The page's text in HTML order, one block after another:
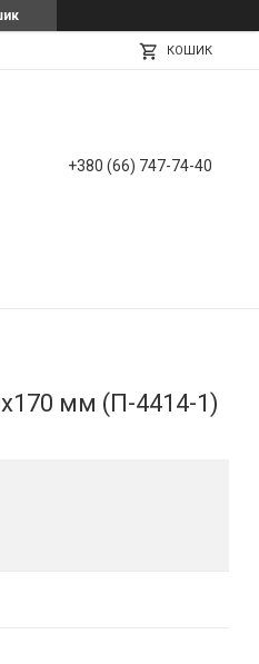
КОШИК
+380 (66) 747-74-40
мм (П-4414-1)